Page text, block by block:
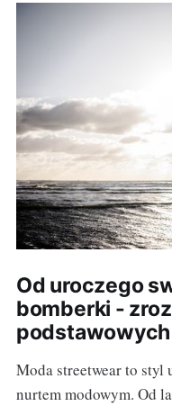
Od uroczego
bomberki -
Moda streetwear to styl
nurtem modowym. Od